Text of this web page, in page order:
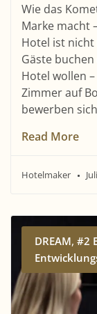
Wie das
Marke macht
Hotel ist nicht
Gäste
Hotel wollen
Zimmer auf
bewerben
Read More
Hotelmaker
DREAM,#2